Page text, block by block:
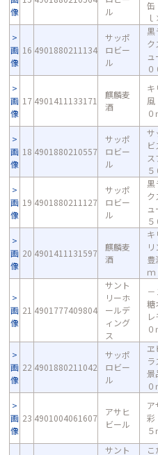
像
ル
画
像
16 4901880211134
サッポ
ロビー
ル
ク
０
画
像
17 4901411133171
麒麟麦
酒
０
画
像
18 4901880210557
サッポ
ロビー
ル
５
画
像
19 4901880211127
サッポ
ロビー
ル
ク
５
画
像
20 4901411131597
麒麟麦
酒
画
像
21 4901777409804
サント
リーホ
ールデ
ィング
ス
糖
０
画
像
22 4901880211042
サッポ
ロビー
ル
画
像
23 4901004061607
アサヒ
ビール
サント